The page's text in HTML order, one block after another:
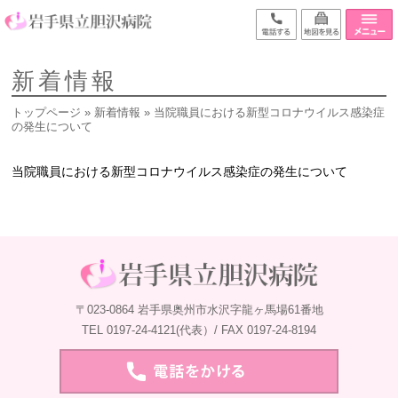
新着情報
トップページ » 新着情報 » 当院職員における新型コロナウイルス感染症
の発生について
当院職員における新型コロナウイルス感染症の発生について
〒023-0864 岩手県奥州市水沢字龍ヶ馬場61番地
TEL 0197-24-4121(代表）/ FAX 0197-24-8194